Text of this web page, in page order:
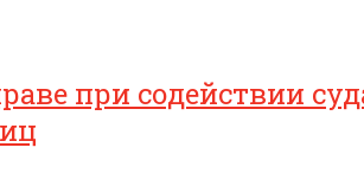
при содействии